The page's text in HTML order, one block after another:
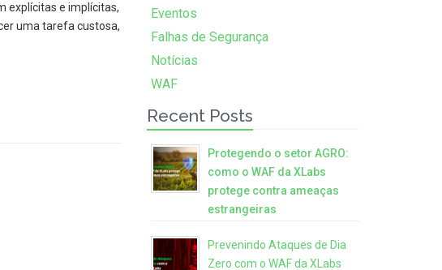
explícitas e implícitas,
uma tarefa custosa,
Eventos
Falhas de Segurança
Notícias
WAF
Recent Posts
Protegendo o setor AGRO:
como o WAF da XLabs
protege contra ameaças
estrangeiras
Prevenindo Ataques de Dia
Zero com o WAF da XLabs